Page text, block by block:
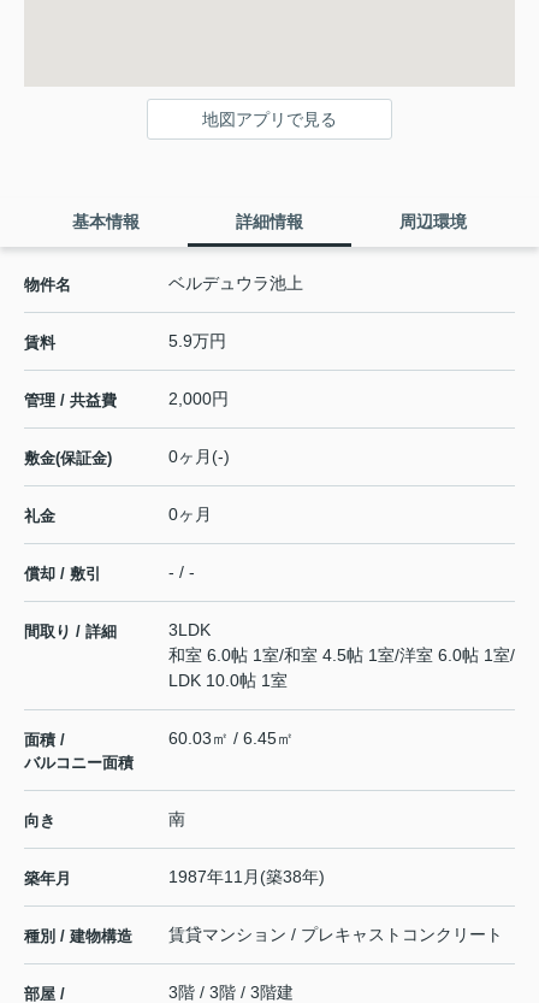
地図アプリで見る
基本情報 詳細情報 周辺環境
物件名 ベルデュウラ池上
賃料 5.9万円
管理 / 共益費 2,000円
敷金(保証金) 0ヶ月(-)
礼金 0ヶ月
償却 / 敷引 - / -
間取り / 詳細
3LDK
和室 6.0帖 1室/和室 4.5帖 1室/洋室 6.0帖 1室/
LDK 10.0帖 1室
面積 /
バルコニー面積
60.03㎡ / 6.45㎡
向き 南
築年月 1987年11月(築38年)
種別 / 建物構造 賃貸マンション / プレキャストコンクリート
部屋 / 3階 / 3階 / 3階建